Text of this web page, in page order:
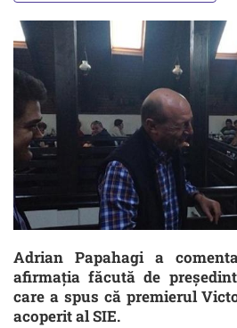
Adrian Papahagi a
afirmația făcută de
care a spus că premierul
acoperit al SIE.